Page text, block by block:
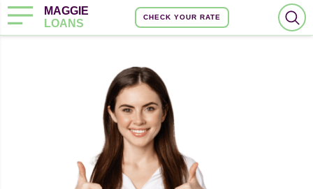
MAGGIE
LOANS
CHECK YOUR RATE